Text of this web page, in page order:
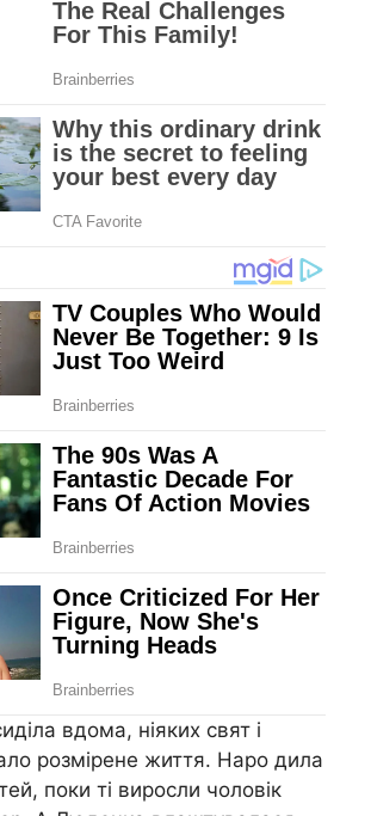
вдома, ніяких свят і
розмірене життя. Наро дила
поки ті виросли чоловік